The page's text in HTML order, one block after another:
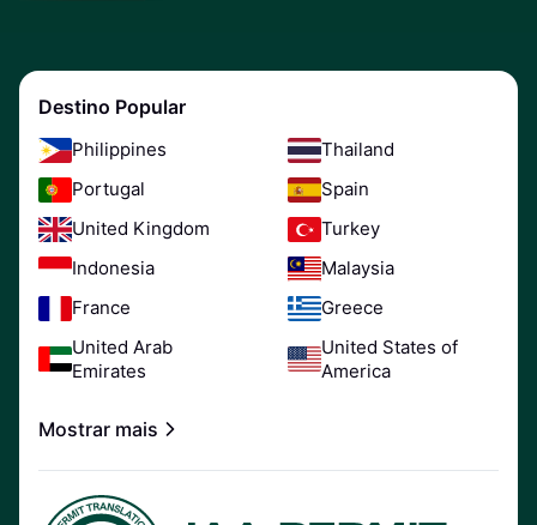
Destino Popular
Philippines
Thailand
Portugal
Spain
United Kingdom
Turkey
Indonesia
Malaysia
France
Greece
United Arab
Emirates
United States of
America
Mostrar mais